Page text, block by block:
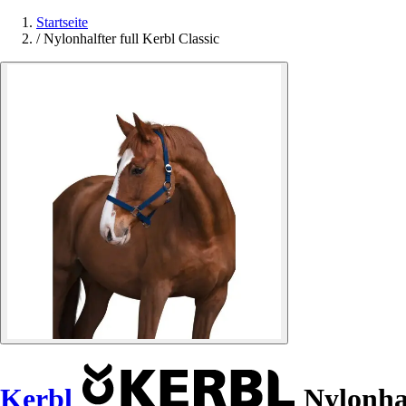
Startseite
/ Nylonhalfter full Kerbl Classic
Kerbl